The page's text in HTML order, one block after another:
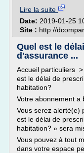
Lire la suite
Date: 2019-01-25
Site : http://
Quel est le
d'assurance ...
Accueil particuliers
est le délai de
habitation?
Votre abonnement a
Vous serez alerté(e)
est le délai de
habitation? » sera
Vous pouvez à tout
dans votre espace